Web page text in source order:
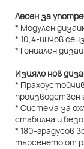
Лесен за
* Модулен
* 10,4-инчов
* Гениален
Изцяло нов
*
производствен
* Система за
стабилна и
* 180-градусов
търсенето от